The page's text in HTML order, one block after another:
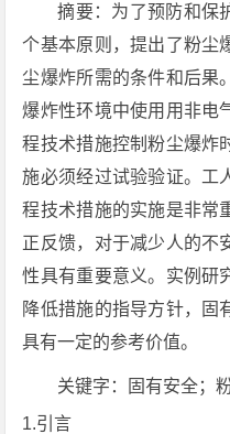
摘要：为了预防和保
个基本原则，提出了粉尘
尘爆炸所需的条件和后果
爆炸性环境中使用用非电
程技术措施控制粉尘爆炸
施必须经过试验验证。工
程技术措施的实施是非常
正反馈，对于减少人的不
性具有重要意义。实例研
降低措施的指导方针，固
具有一定的参考价值。
关键字：固有安全；
1.引言